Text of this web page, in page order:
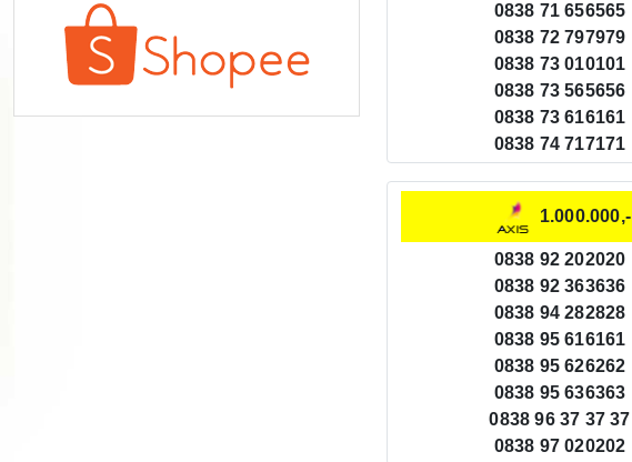
0838 71 656565
0838 72 797979
0838 73 010101
0838 73 565656
0838 73 616161
0838 74 717171
1.000.000,-
0838 92 202020
0838 92 363636
0838 94 282828
0838 95 616161
0838 95 626262
0838 95 636363
0838 96 37 37 37
0838 97 020202